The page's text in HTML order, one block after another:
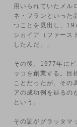
用いられていたメル
ネ・フランといった
つことを見出し、
シカイア（ファース
したんだ。」
その後、1977年に
ッコを創業する。目
ことだったが、その
アの成功例を辿るの
という。
その証がグラッタマ